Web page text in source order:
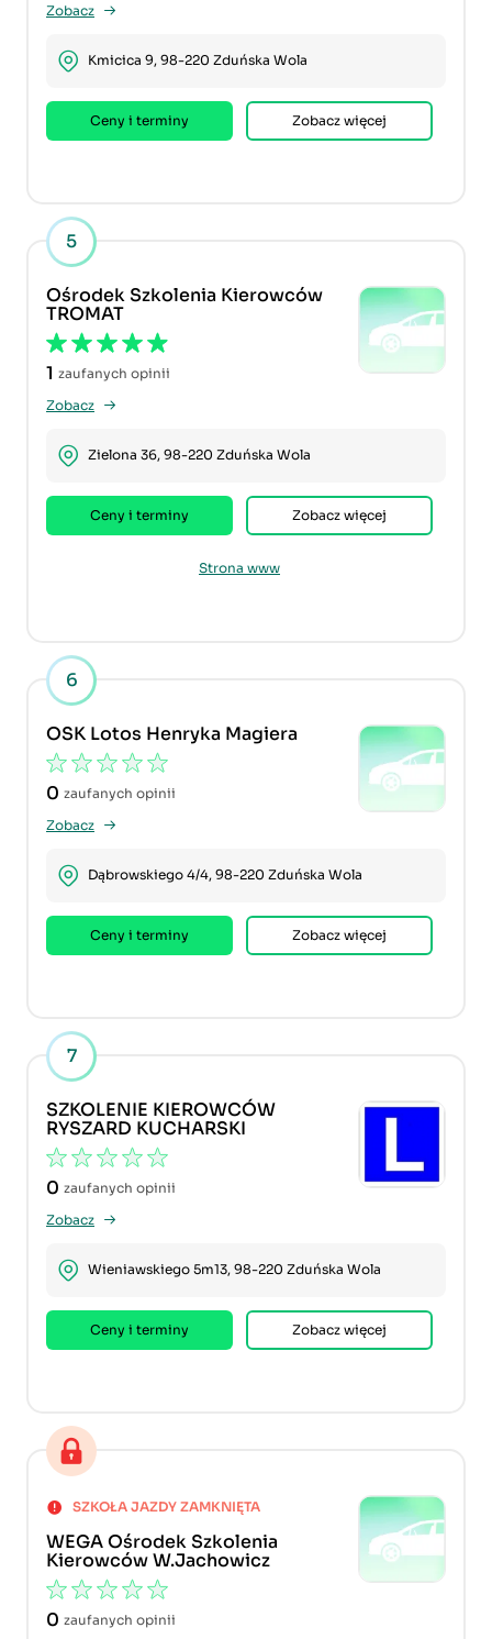
Zobacz
Kmicica 9, 98-220 Zduńska Wola
Ceny i terminy Zobacz więcej
5
Ośrodek Szkolenia Kierowców
TROMAT
1 zaufanych opinii
Zobacz
Zielona 36, 98-220 Zduńska Wola
Ceny i terminy Zobacz więcej
Strona www
6
OSK Lotos Henryka Magiera
0 zaufanych opinii
Zobacz
Dąbrowskiego 4/4, 98-220 Zduńska Wola
Ceny i terminy Zobacz więcej
7
SZKOLENIE KIEROWCÓW
RYSZARD KUCHARSKI
0 zaufanych opinii
Zobacz
Wieniawskiego 5m13, 98-220 Zduńska Wola
Ceny i terminy Zobacz więcej
WEGA Ośrodek Szkolenia
Kierowców W.Jachowicz
SZKOŁA JAZDY ZAMKNIĘTA
0 zaufanych opinii